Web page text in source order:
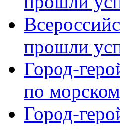
прошли
Город-
по
Город-